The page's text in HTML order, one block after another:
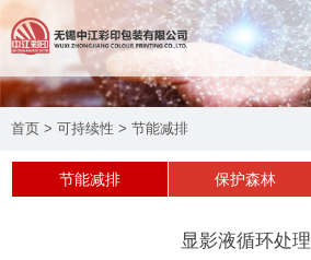
网站首页
首页 > 可持续性 > 节能减排
节能减排 保护森林
显影液循环处理